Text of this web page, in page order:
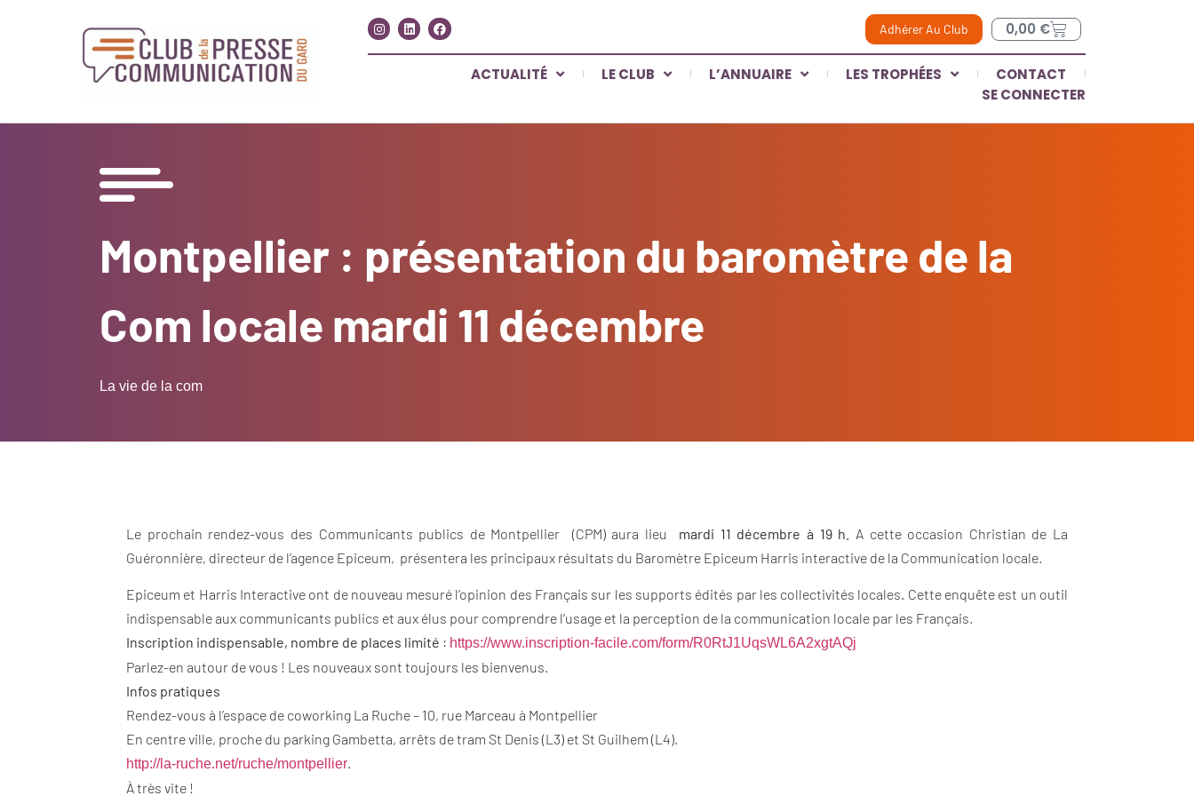
Adhérer Au Club 0,00 €
ACTUALITÉ LE CLUB L’ANNUAIRE LES TROPHÉES
CONTACT
SE CONNECTER
Montpellier : présentation du baromètre de la
Com locale mardi 11 décembre
La vie de la com
Le prochain rendez-vous des Communicants publics de Montpellier (CPM) aura lieu mardi 11 décembre à 19 h. A cette occasion Christian de La
Guéronnière, directeur de l’agence Epiceum, présentera les principaux résultats du Baromètre Epiceum Harris interactive de la Communication locale.
Epiceum et Harris Interactive ont de nouveau mesuré l’opinion des Français sur les supports édités par les collectivités locales. Cette enquête est un outil
indispensable aux communicants publics et aux élus pour comprendre l’usage et la perception de la communication locale par les Français.
Inscription indispensable, nombre de places limité : https://www.inscription-facile.com/form/R0RtJ1UqsWL6A2xgtAQj
Parlez-en autour de vous ! Les nouveaux sont toujours les bienvenus.
Infos pratiques
Rendez-vous à l’espace de coworking La Ruche – 10, rue Marceau à Montpellier
En centre ville, proche du parking Gambetta, arrêts de tram St Denis (L3) et St Guilhem (L4).
http://la-ruche.net/ruche/montpellier.
À très vite !